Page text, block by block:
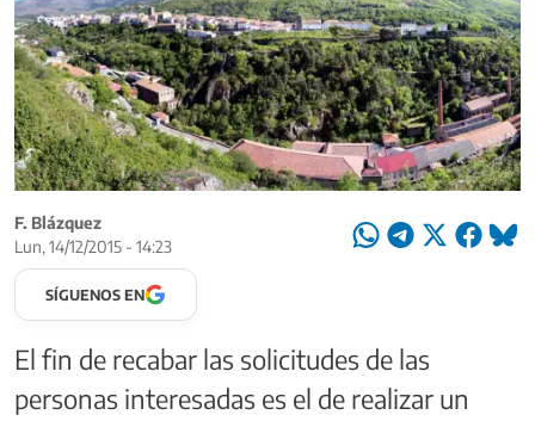
F. Blázquez
Lun, 14/12/2015 - 14:23
SÍGUENOS EN
El fin de recabar las solicitudes de las
personas interesadas es el de realizar un